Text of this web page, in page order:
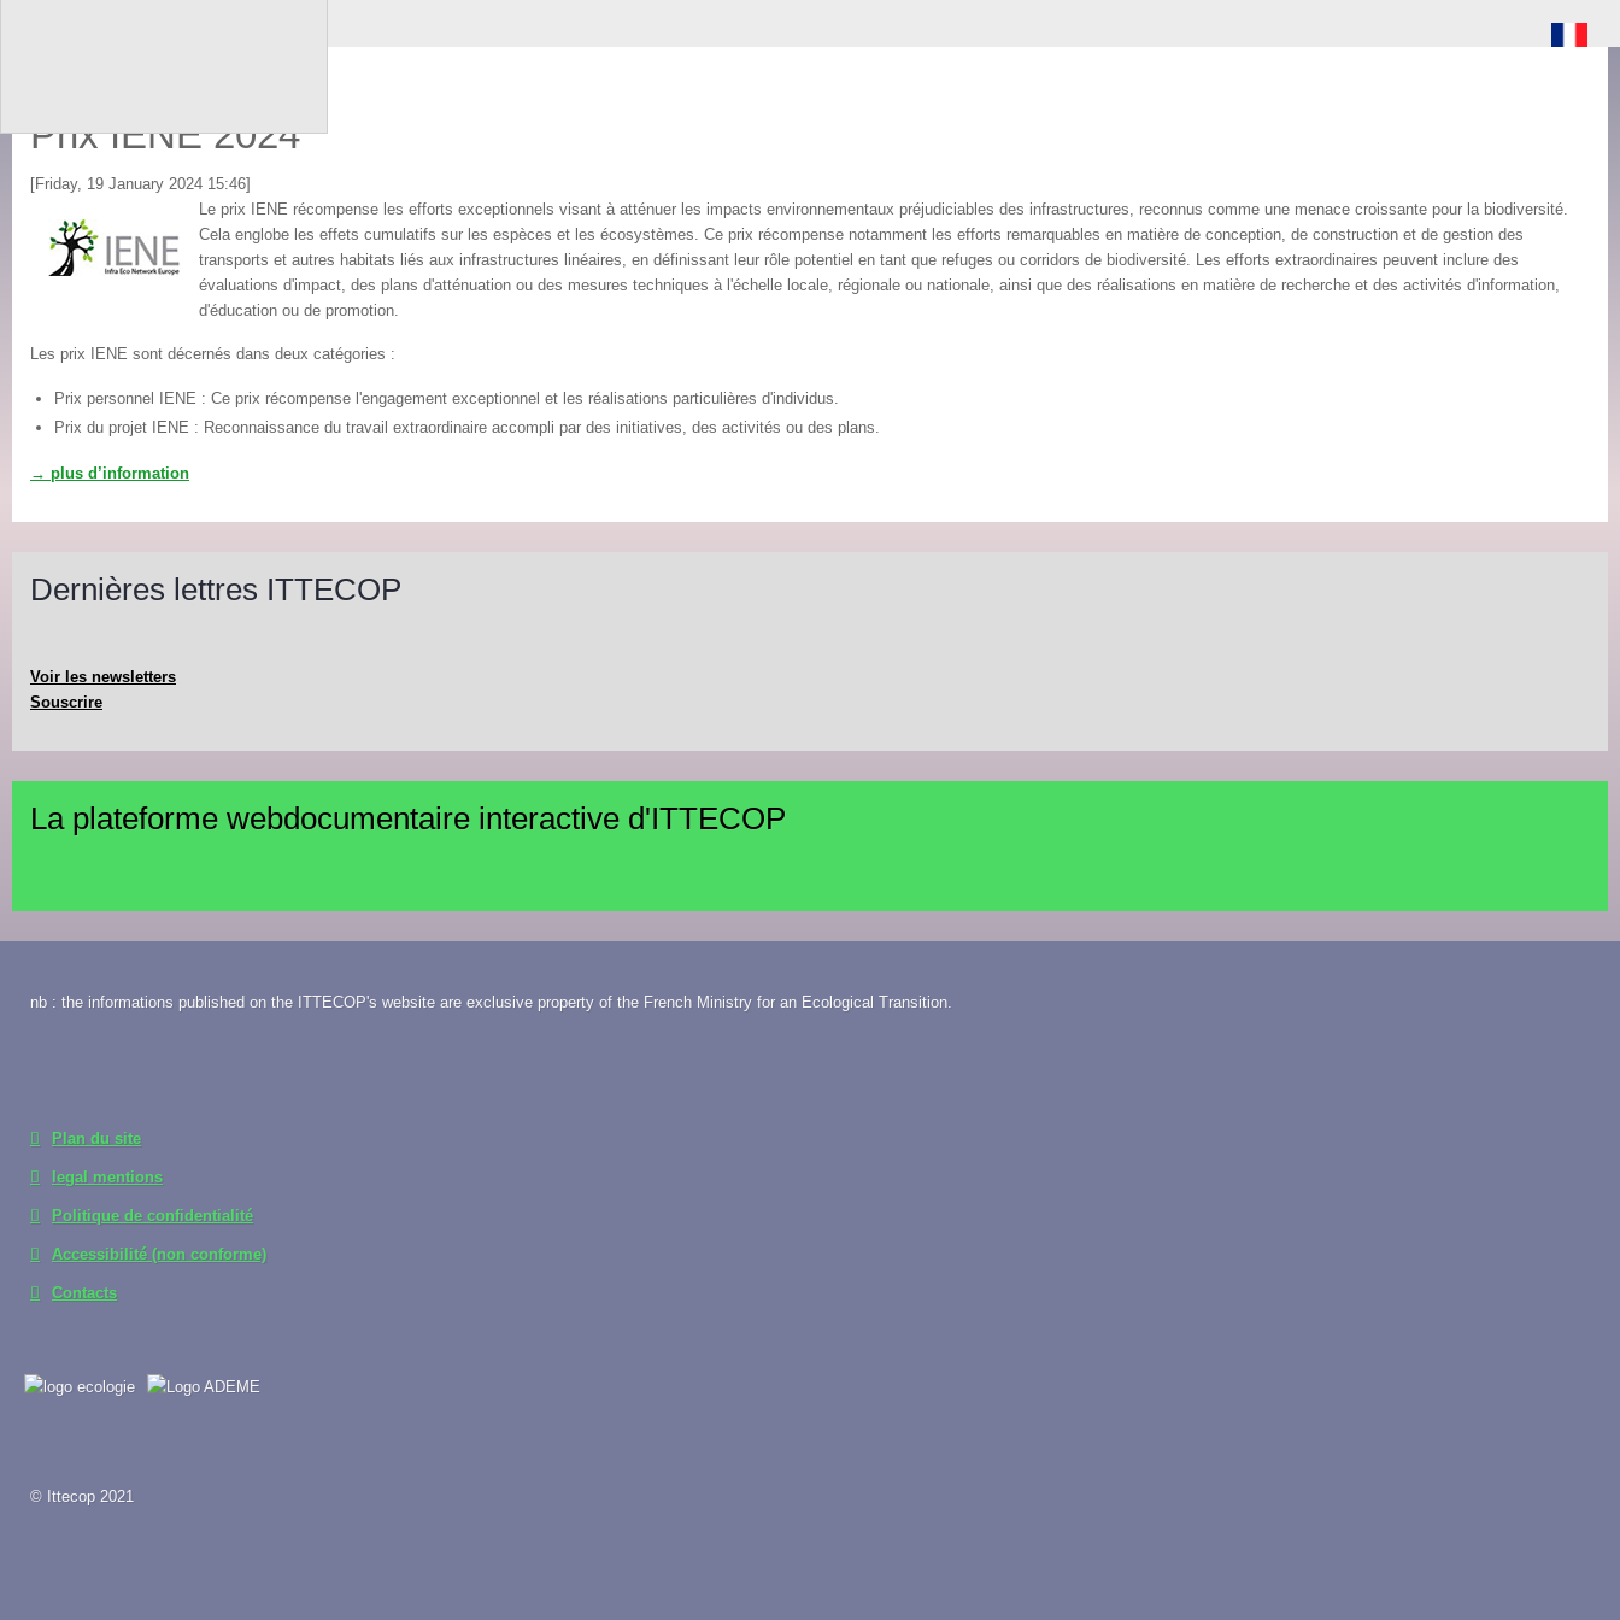
Prix IENE 2024
[Friday, 19 January 2024 15:46]
Le prix IENE récompense les efforts exceptionnels visant à atténuer les impacts environnementaux préjudiciables des infrastructures, reconnus comme une menace croissante pour la biodiversité.
Cela englobe les effets cumulatifs sur les espèces et les écosystèmes. Ce prix récompense notamment les efforts remarquables en matière de conception, de construction et de gestion des
transports et autres habitats liés aux infrastructures linéaires, en définissant leur rôle potentiel en tant que refuges ou corridors de biodiversité. Les efforts extraordinaires peuvent inclure des
évaluations d'impact, des plans d'atténuation ou des mesures techniques à l'échelle locale, régionale ou nationale, ainsi que des réalisations en matière de recherche et des activités d'information,
d'éducation ou de promotion.
Les prix IENE sont décernés dans deux catégories :
Prix personnel IENE : Ce prix récompense l'engagement exceptionnel et les réalisations particulières d'individus.
Prix du projet IENE : Reconnaissance du travail extraordinaire accompli par des initiatives, des activités ou des plans.
→ plus d’information
Dernières lettres ITTECOP
Voir les newsletters
Souscrire
La plateforme webdocumentaire interactive d'ITTECOP
nb : the informations published on the ITTECOP's website are exclusive property of the French Ministry for an Ecological Transition.
Plan du site
legal mentions
Politique de confidentialité
Accessibilité (non conforme)
Contacts
© Ittecop 2021